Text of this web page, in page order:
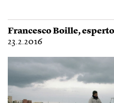
Francesco Boille,
23.2.2016